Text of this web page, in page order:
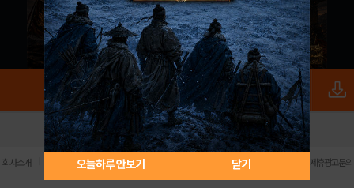
오늘하루 안보기 닫기
로그인 PC버전 전체앱
회사소개 | 개인정보 처리방침 불법촬영물 신고센터 제휴광고문의